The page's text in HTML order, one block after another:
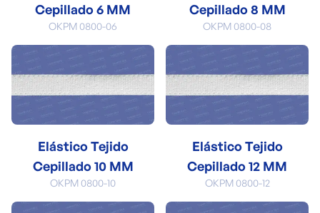
Cepillado 6 MM
OKPM 0800-06
Cepillado 8 MM
OKPM 0800-08
Elástico Tejido
Cepillado 10 MM
OKPM 0800-10
Elástico Tejido
Cepillado 12 MM
OKPM 0800-12